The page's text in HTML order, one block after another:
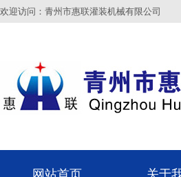
欢迎访问：青州市惠联灌装机械有限公司
网站首页 关于